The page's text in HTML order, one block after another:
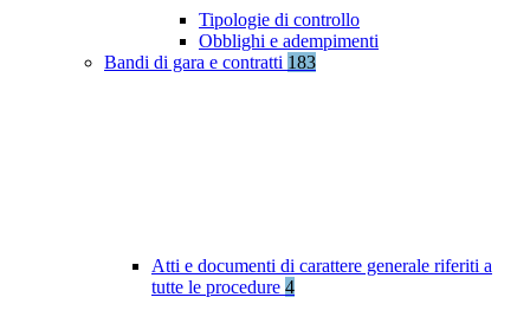
Tipologie di controllo
Obblighi e adempimenti
Bandi di gara e contratti 183
Atti e documenti di carattere generale riferiti a
tutte le procedure 4